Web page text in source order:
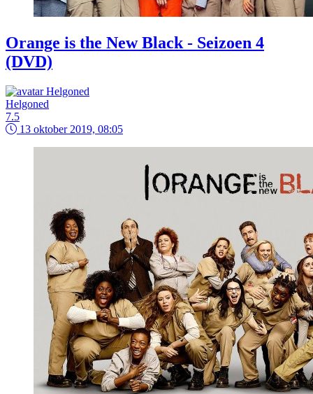
Orange is the New Black - Seizoen 4
(DVD)
Helgoned
7.5
13 oktober 2019, 08:05